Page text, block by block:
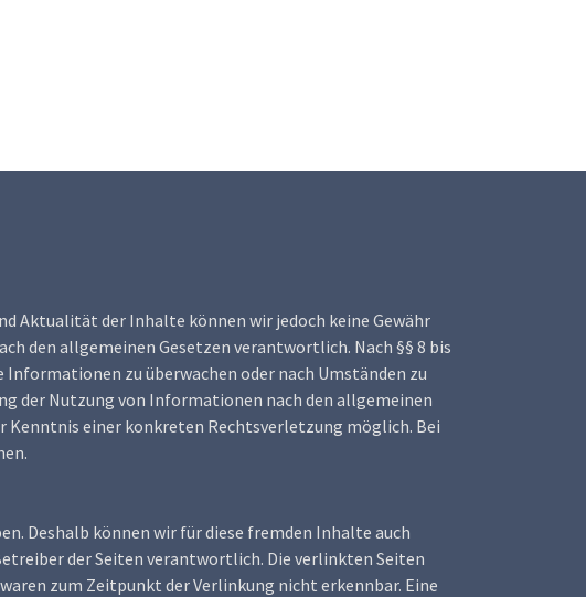
Aktualität der Inhalte können wir jedoch keine Gewähr
den allgemeinen Gesetzen verantwortlich. Nach §§ 8 bis
zu überwachen oder nach Umständen zu
der Nutzung von Informationen nach den allgemeinen
Kenntnis einer konkreten Rechtsverletzung möglich. Bei
Deshalb können wir für diese fremden Inhalte auch
der Seiten verantwortlich. Die verlinkten Seiten
zum Zeitpunkt der Verlinkung nicht erkennbar. Eine